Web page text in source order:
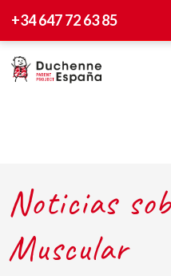
+34 647 72 63 85
Noticias
Muscular